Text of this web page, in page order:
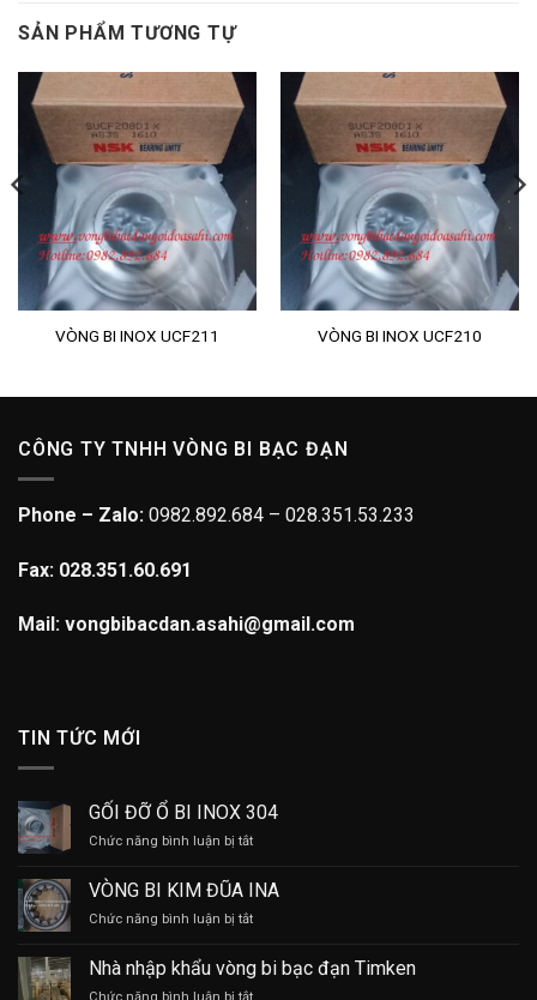
SẢN PHẨM TƯƠNG TỰ
VÒNG BI INOX UCF211 VÒNG BI INOX UCF210
CÔNG TY TNHH VÒNG BI BẠC ĐẠN
Phone – Zalo: 0982.892.684 – 028.351.53.233
Fax: 028.351.60.691
Mail: vongbibacdan.asahi@gmail.com
TIN TỨC MỚI
GỐI ĐỠ Ổ BI INOX 304
Chức năng bình luận bị tắtở
ĐỠ
Ổ
BI
304
VÒNG BI KIM ĐŨA INA
Chức năng bình luận bị tắtở
BI
KIM
Nhà nhập khẩu vòng bi bạc đạn Timken
Chức năng bình luận bị tắtở